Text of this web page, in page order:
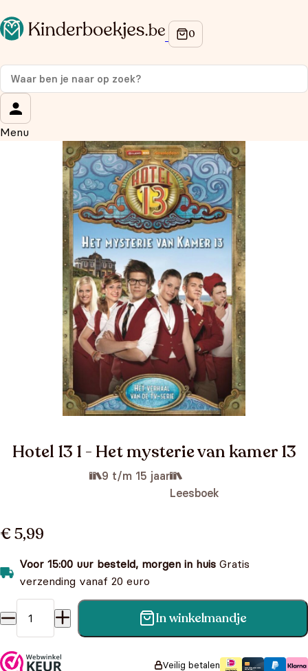
Menu
Hotel 13 1 - Het mysterie van kamer 13
9 t/m 15 jaar
Leesboek
€ 5,99
Voor 15:00 uur besteld, morgen in huis Gratis
verzending vanaf 20 euro
Hotel 13 1 - Het mysterie van kamer 13 aantal
In winkelmandje
Veilig betalen
Op de hoogte blijven van onze acties?
Meld je aan voor onze nieuwsbrief en ontvang
korting
Wat is je voornaam?
Wat is je e-mailadres?*
Aanmelden
We gebruiken je gegevens om contact op te nemen, in
overeenstemming met ons